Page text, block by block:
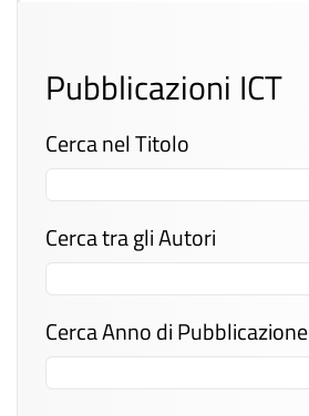
Pubblicazioni ICT
Cerca nel Titolo
Cerca tra gli Autori
Cerca Anno di Pubblicazione